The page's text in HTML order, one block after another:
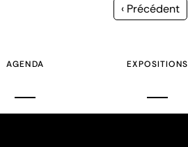
Page
‹ Précédent
AGENDA EXPOSITIONS